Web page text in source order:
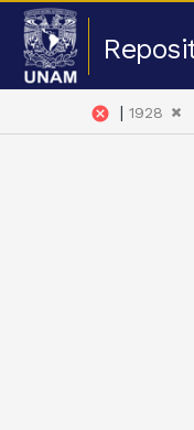
cancel | 1928